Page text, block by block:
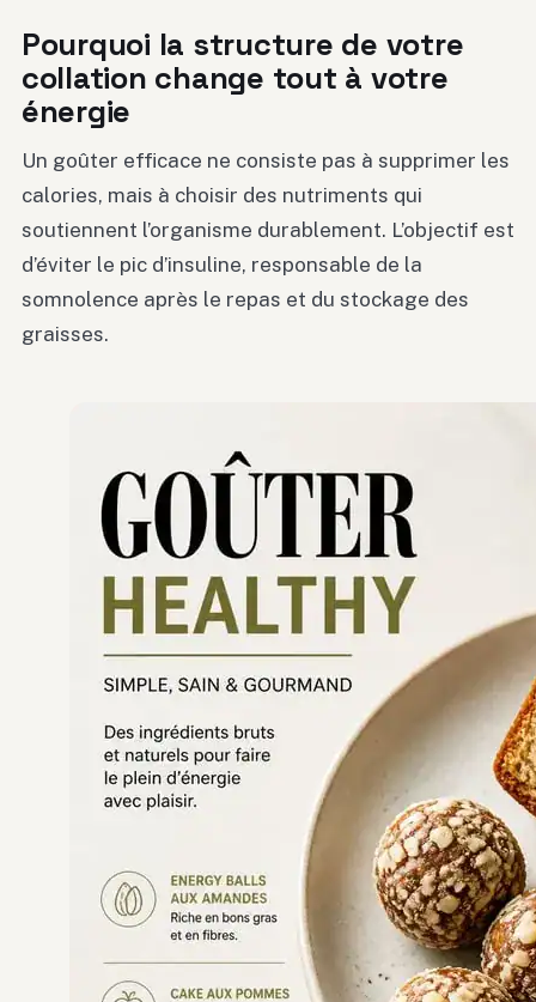
Pourquoi la structure de votre
collation change tout à votre
énergie
Un goûter efficace ne consiste pas à supprimer les
calories, mais à choisir des nutriments qui
soutiennent l’organisme durablement. L’objectif est
d’éviter le pic d’insuline, responsable de la
somnolence après le repas et du stockage des
graisses.